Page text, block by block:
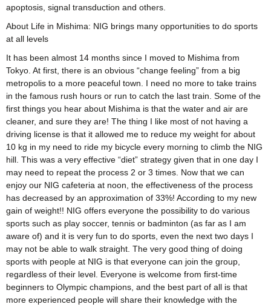
apoptosis, signal transduction and others.
About Life in Mishima: NIG brings many opportunities to do sports
at all levels
It has been almost 14 months since I moved to Mishima from
Tokyo. At first, there is an obvious “change feeling” from a big
metropolis to a more peaceful town. I need no more to take trains
in the famous rush hours or run to catch the last train. Some of the
first things you hear about Mishima is that the water and air are
cleaner, and sure they are! The thing I like most of not having a
driving license is that it allowed me to reduce my weight for about
10 kg in my need to ride my bicycle every morning to climb the NIG
hill. This was a very effective “diet” strategy given that in one day I
may need to repeat the process 2 or 3 times. Now that we can
enjoy our NIG cafeteria at noon, the effectiveness of the process
has decreased by an approximation of 33%! According to my new
gain of weight!! NIG offers everyone the possibility to do various
sports such as play soccer, tennis or badminton (as far as I am
aware of) and it is very fun to do sports, even the next two days I
may not be able to walk straight. The very good thing of doing
sports with people at NIG is that everyone can join the group,
regardless of their level. Everyone is welcome from first-time
beginners to Olympic champions, and the best part of all is that
more experienced people will share their knowledge with the